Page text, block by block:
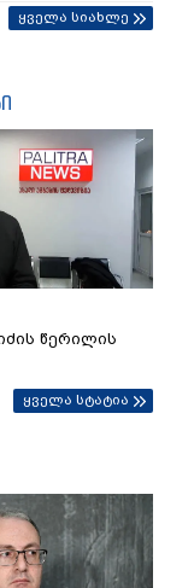
ყველა სიახლე
წერილის
ყველა სტატია